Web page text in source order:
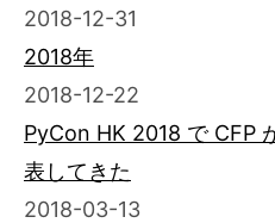
2018-12-31
2018年
2018-12-22
PyCon HK 2018 で CFP
表してきた
2018-03-13